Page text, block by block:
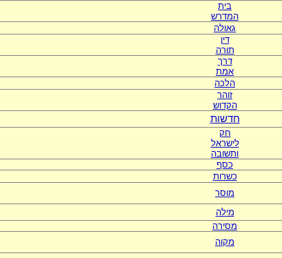
בית
המדרש
גאולה
דין
תורה
דרך
אמת
הלכה
זוהר
הקדוש
חדשות
חק
לישראל
ותשובה
כסף
כשרות
מוסר
מילה
מסירה
מקוה